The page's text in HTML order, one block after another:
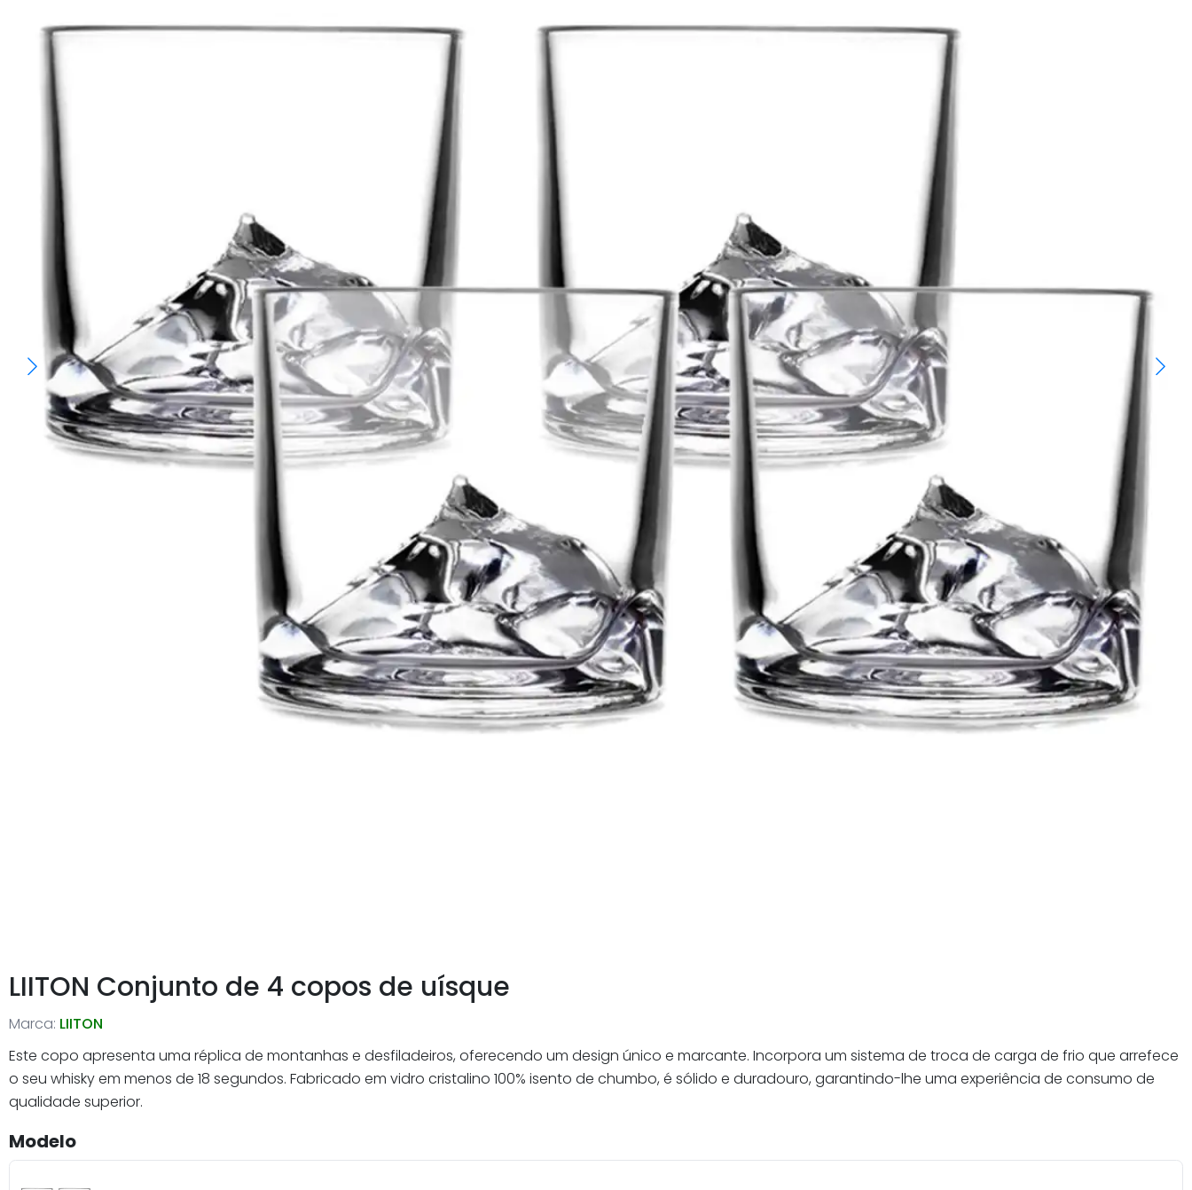
LIITON Conjunto de 4 copos de uísque
Marca: LIITON
Este copo apresenta uma réplica de montanhas e desfiladeiros, oferecendo um design único e marcante. Incorpora um sistema de troca de carga de frio que arrefece
o seu whisky em menos de 18 segundos. Fabricado em vidro cristalino 100% isento de chumbo, é sólido e duradouro, garantindo-lhe uma experiência de consumo de
qualidade superior.
Modelo